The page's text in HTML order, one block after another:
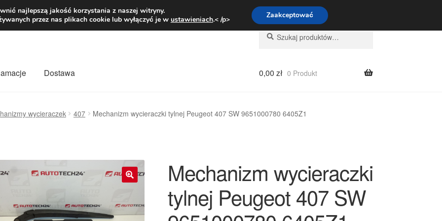
zł Pn.-pt. 9:00-16:00800 003 167
Szukaj:
Szukaj
Dostawa 0,00 zł 0 Produkt
wycieraczek 407 Mechanizm wycieraczki tylnej Peugeot 407 SW 9651000780 6405Z1
Mechanizm wycieraczki
tylnej Peugeot 407 SW
najlepszą jakość korzystania z naszej witryny.
przez nas plikach cookie lub wyłączyć je w ustawieniach.< /p> Zaakceptować